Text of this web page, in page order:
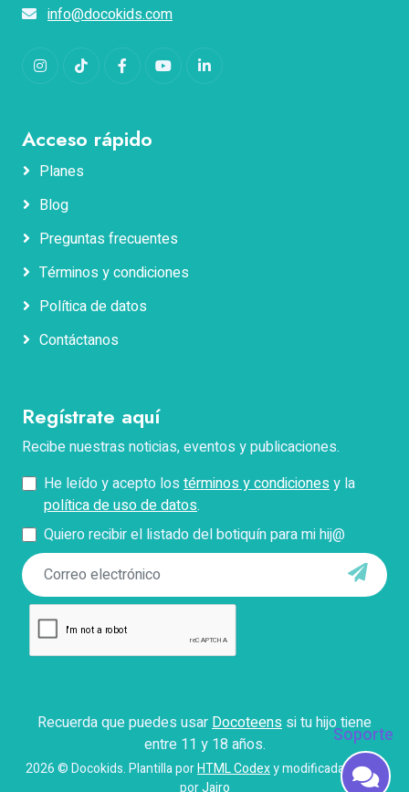
info@docokids.com
InstagramTikTok FacebookYouTubeLinkedIn
Acceso rápido
Planes
Blog
Preguntas frecuentes
Términos y condiciones
Política de datos
Contáctanos
Regístrate aquí
Recibe nuestras noticias, eventos y publicaciones.
He leído y acepto los términos y condicionesy la
política de uso de datos.
Quiero recibir el listado del botiquín para mi hij@
Enviar
Recuerda que puedes usarDocoteens si tu hijo tiene
entre 11 y 18 años.
2026 © Docokids. Plantilla porHTML Codexy modificada con
porJairo
Soporte
Nombres
Apellidos
Teléfono
Pregunta
*Describe tu problema con el pago, facturación o
nuestrostérminos y condiciones.
Iniciar